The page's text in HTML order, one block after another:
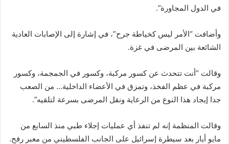
في الدول المجاورة”.
وأضافت “الأمر ليس كخياطة جرح”، في إشارة إلى الإصابات العادية
الشائعة بين المرضى في غزة.
وقالت “أنت تتحدث عن كسور مركبة، وكسور في الجمجمة، وكسور
مركبة في عظم الفخذ، وتمزق في الأعضاء الداخلية… من الصعب
جدا إيجاد هذا النوع من الرعاية ونقل المرضى بسرعة لتلقيه”.
وقالت المنظمة إنه لم تنفذ أي عمليات إجلاء طبي منذ السابع من
مايو أيار بعد سيطرة إسرائيل على الجانب الفلسطيني من معبر رفح.